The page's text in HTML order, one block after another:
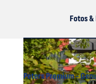
Fotos
Peters Premium -